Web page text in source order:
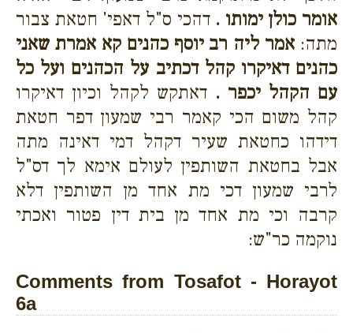
אומר כולן ימותו . דהכי ס"ל דאפי' חטאת צבור
מתה: אמר ליה רב יוסף כהנים קא אמרת שאני
כהנים דאיקרו קהל דכתיב על הכהנים ועל כל
עם הקהל יכפר . דאתקש לקהל וכיון דאיקרו
קהל משום הכי קאמר רבי שמעון דפר חטאת
דידהו כחטאת שעיר דקהל דמי דאינה מתה
אבל בחטאת השותפין לעולם אימא לך דס"ל
לרבי שמעון דכי מת אחד מן השותפין דלא
קרבה וכי מת אחד מן בית דין פטור ואכתי
נוקמה כר"ש:
Comments from Tosafot - Horayot
6a